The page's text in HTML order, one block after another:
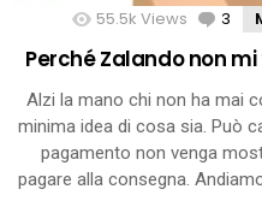
55.5k Views 3
Perché Zalando non
Alzi la mano chi non ha mai
minima idea di cosa sia. Può
pagamento non venga
pagare alla consegna.